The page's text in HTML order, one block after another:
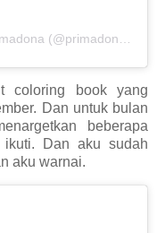
coloring book yang
Dan untuk bulan
beberapa
Dan aku sudah
aku warnai.